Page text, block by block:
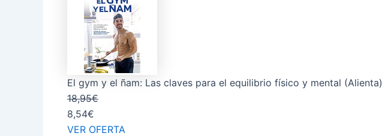
El gym y el ñam: Las claves para el equilibrio físico y mental (Alienta)
18,95€
8,54€
VER OFERTA